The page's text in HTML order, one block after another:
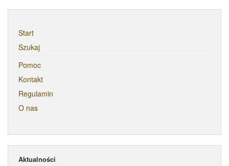
Start
Szukaj
Pomoc
Kontakt
Regulamin
O nas
Aktualności